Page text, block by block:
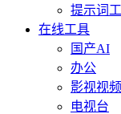
提示词
在线工具
国产AI
办公
影视视频
电视台